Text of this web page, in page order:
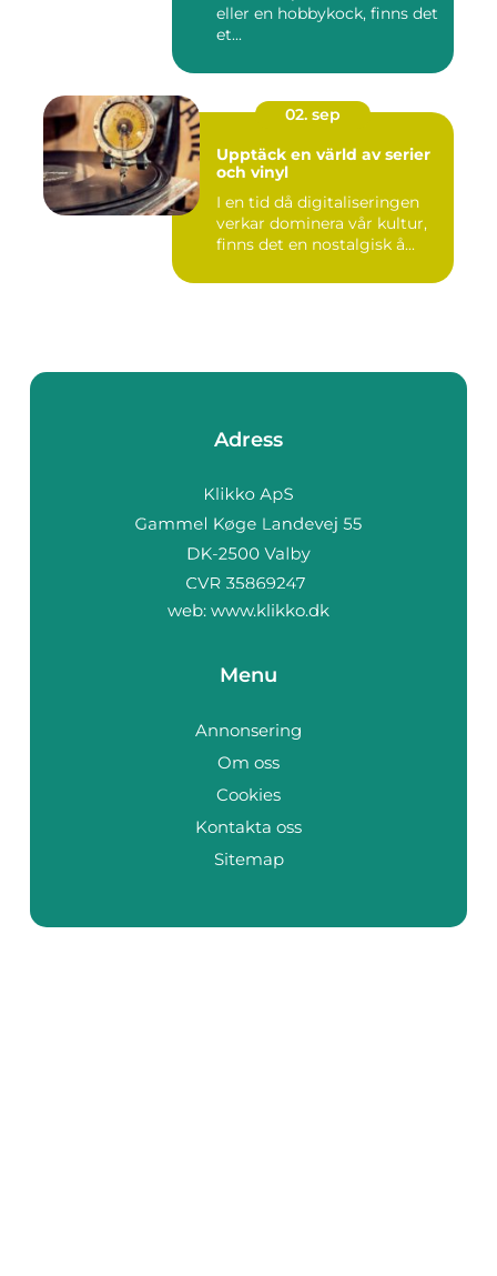
eller en hobbykock, finns det
et...
02. sep
Upptäck en värld av serier
och vinyl
I en tid då digitaliseringen
verkar dominera vår kultur,
finns det en nostalgisk å...
Adress
web: www.klikko.dk
Menu
Annonsering
Om oss
Cookies
Kontakta oss
Sitemap